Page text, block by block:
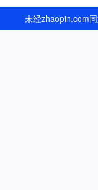
未经zhaopin.com